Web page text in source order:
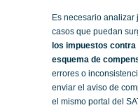
Es necesario
casos que puedan
los impuestos
esquema de
errores o
enviar el aviso de
el mismo portal del